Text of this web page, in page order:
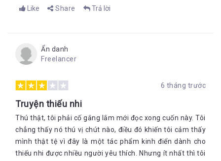
Like Share Trả lời
Ẩn danh
Freelancer
6 tháng trước
Truyện thiếu nhi
Thú thật, tôi phải cố gắng lắm mới đọc xong cuốn này. Tôi
chẳng thấy nó thú vị chút nào, điều đó khiến tôi cảm thấy
mình thật tệ vì đây là một tác phẩm kinh điển dành cho
thiếu nhi được nhiều người yêu thích. Nhưng ít nhất thì tôi